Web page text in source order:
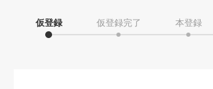
仮登録 仮登録完了 本登録